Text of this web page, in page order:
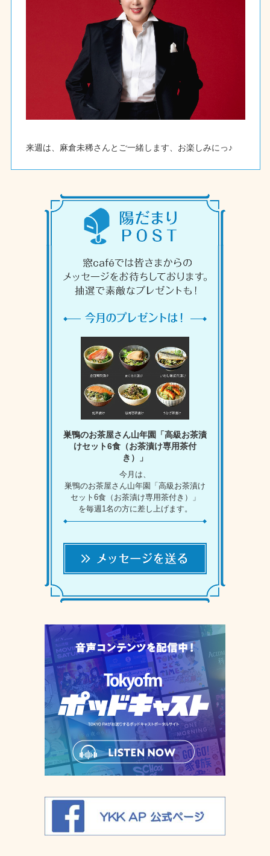
来週は、麻倉未稀さんとご一緒します、お楽しみにっ♪
巣鴨のお茶屋さん山年園「高級お茶漬
けセット6食（お茶漬け専用茶付
き）」
今月は、
巣鴨のお茶屋さん山年園「高級お茶漬け
セット6食（お茶漬け専用茶付き）」
を毎週1名の方に差し上げます。